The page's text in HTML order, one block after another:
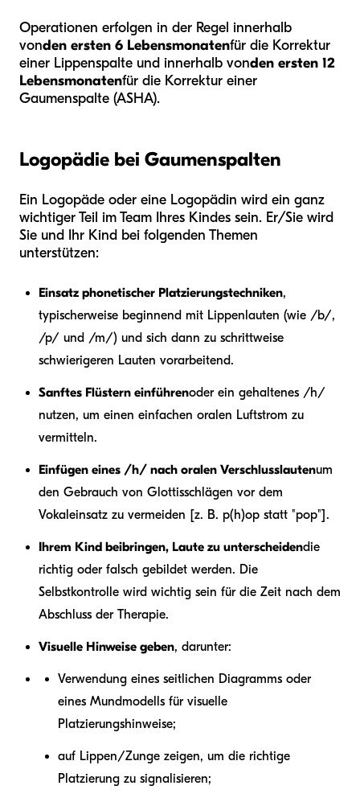
Operationen erfolgen in der Regel innerhalb
vonden ersten 6 Lebensmonatenfür die Korrektur
einer Lippenspalte und innerhalb vonden ersten 12
Lebensmonatenfür die Korrektur einer
Gaumenspalte (ASHA).
Logopädie bei Gaumenspalten
Ein Logopäde oder eine Logopädin wird ein ganz
wichtiger Teil im Team Ihres Kindes sein. Er/Sie wird
Sie und Ihr Kind bei folgenden Themen
unterstützen:
Einsatz phonetischer Platzierungstechniken,
typischerweise beginnend mit Lippenlauten (wie /b/,
/p/ und /m/) und sich dann zu schrittweise
schwierigeren Lauten vorarbeitend.
Sanftes Flüstern einführenoder ein gehaltenes /h/
nutzen, um einen einfachen oralen Luftstrom zu
vermitteln.
Einfügen eines /h/ nach oralen Verschlusslautenum
den Gebrauch von Glottisschlägen vor dem
Vokaleinsatz zu vermeiden [z. B. p(h)op statt "pop"].
Ihrem Kind beibringen, Laute zu unterscheidendie
richtig oder falsch gebildet werden. Die
Selbstkontrolle wird wichtig sein für die Zeit nach dem
Abschluss der Therapie.
Visuelle Hinweise geben, darunter:
Verwendung eines seitlichen Diagramms oder
eines Mundmodells für visuelle
Platzierungshinweise;
auf Lippen/Zunge zeigen, um die richtige
Platzierung zu signalisieren;